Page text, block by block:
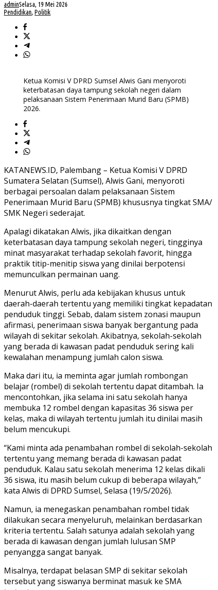
adminSelasa, 19 Mei 2026
Pendidikan, Politik
Ketua Komisi V DPRD Sumsel Alwis Gani menyoroti
keterbatasan daya tampung sekolah negeri dalam
pelaksanaan Sistem Penerimaan Murid Baru (SPMB)
2026.
KATANEWS.ID, Palembang – Ketua Komisi V DPRD
Sumatera Selatan (Sumsel), Alwis Gani, menyoroti
berbagai persoalan dalam pelaksanaan Sistem
Penerimaan Murid Baru (SPMB) khususnya tingkat SMA/
SMK Negeri sederajat.
Apalagi dikatakan Alwis, jika dikaitkan dengan
keterbatasan daya tampung sekolah negeri, tingginya
minat masyarakat terhadap sekolah favorit, hingga
praktik titip-menitip siswa yang dinilai berpotensi
memunculkan permainan uang.
Menurut Alwis, perlu ada kebijakan khusus untuk
daerah-daerah tertentu yang memiliki tingkat kepadatan
penduduk tinggi. Sebab, dalam sistem zonasi maupun
afirmasi, penerimaan siswa banyak bergantung pada
wilayah di sekitar sekolah. Akibatnya, sekolah-sekolah
yang berada di kawasan padat penduduk sering kali
kewalahan menampung jumlah calon siswa.
Maka dari itu, ia meminta agar jumlah rombongan
belajar (rombel) di sekolah tertentu dapat ditambah. Ia
mencontohkan, jika selama ini satu sekolah hanya
membuka 12 rombel dengan kapasitas 36 siswa per
kelas, maka di wilayah tertentu jumlah itu dinilai masih
belum mencukupi.
“Kami minta ada penambahan rombel di sekolah-sekolah
tertentu yang memang berada di kawasan padat
penduduk. Kalau satu sekolah menerima 12 kelas dikali
36 siswa, itu masih belum cukup di beberapa wilayah,”
kata Alwis di DPRD Sumsel, Selasa (19/5/2026).
Namun, ia menegaskan penambahan rombel tidak
dilakukan secara menyeluruh, melainkan berdasarkan
kriteria tertentu. Salah satunya adalah sekolah yang
berada di kawasan dengan jumlah lulusan SMP
penyangga sangat banyak.
Misalnya, terdapat belasan SMP di sekitar sekolah
tersebut yang siswanya berminat masuk ke SMA